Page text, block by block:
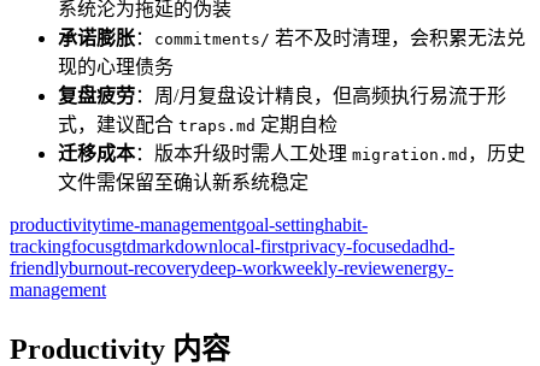
系统沦为拖延的伪装
承诺膨胀： commitments/ 若不及时清理，会积累无法兑
现的心理债务
复盘疲劳：周/月复盘设计精良，但高频执行易流于形
式，建议配合 traps.md 定期自检
迁移成本：版本升级时需人工处理 migration.md ，历史
文件需保留至确认新系统稳定
productivitytime-managementgoal-settinghabit-
trackingfocusgtdmarkdownlocal-firstprivacy-focusedadhd-
friendlyburnout-recoverydeep-workweekly-reviewenergy-
management
Productivity 内容